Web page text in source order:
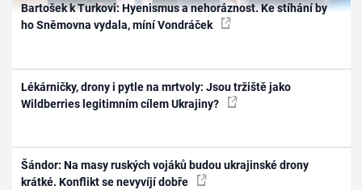
Bartošek k Turkovi: Hyenismus a nehoráznost. Ke stíhání by
ho Sněmovna vydala, míní Vondráček
Lékárničky, drony i pytle na mrtvoly: Jsou tržiště jako
Wildberries legitimním cílem Ukrajiny?
Šándor: Na masy ruských vojáků budou ukrajinské drony
krátké. Konflikt se nevyvíjí dobře